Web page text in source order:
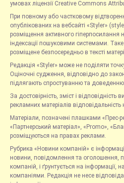
умовах ліцензії Creative Commons
При повному або частковому
опублікованих на вебсайті «Styler»
розміщення активного гіперпосилання
індексації пошуковими системами.
розміщене безпосередньо в тексті
Редакція «Styler» може не поділяти
Оціночні судження, відповідно до
підлягають спростуванню та доведенню
За достовірність, зміст і
рекламних матеріалів
Матеріали, позначені плашками «Прес-
«Партнерський матеріал», «Promo»,
розміщуються на правах реклами.
Рубрика «Новини компаній» є
новини, повідомлення та оголошення,
компаній, і ґрунтується на інформації,
компаніями. Редакція не несе